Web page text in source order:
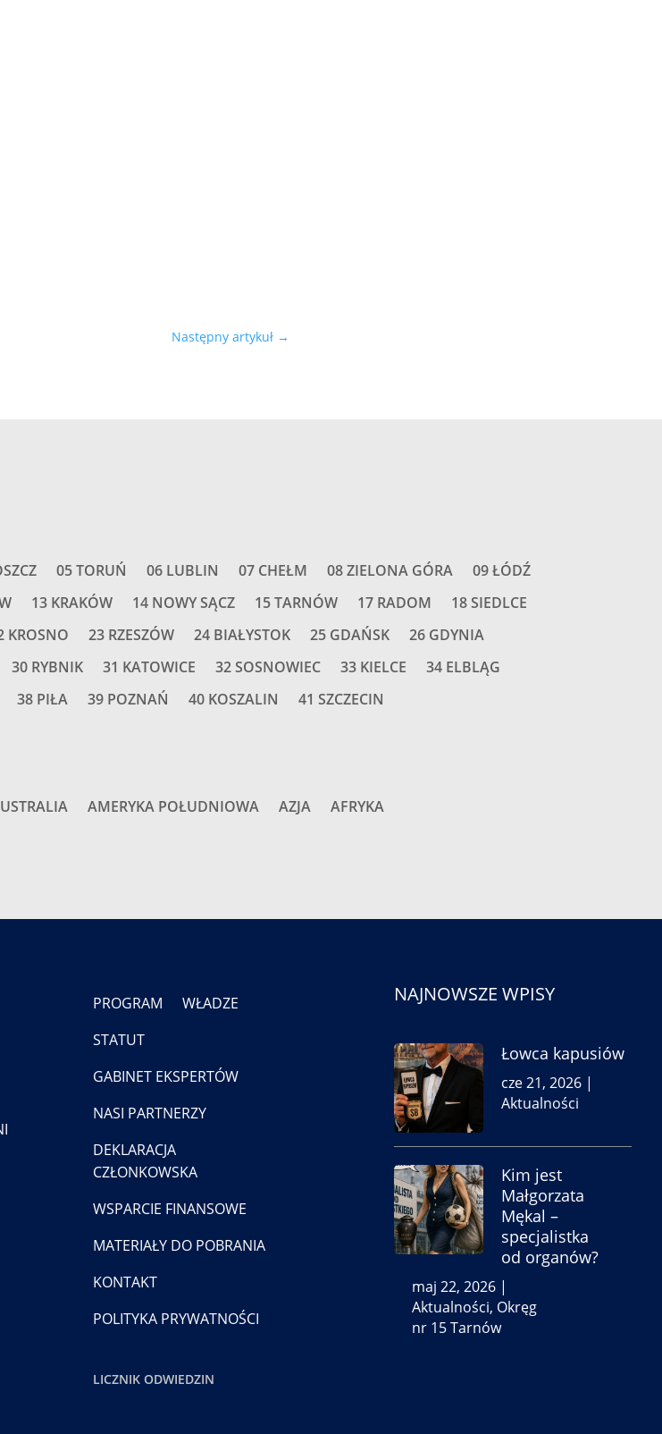
Następny artykuł →
05 TORUŃ 06 LUBLIN 07 CHEŁM 08 ZIELONA GÓRA
09 ŁÓDŹ
13 KRAKÓW 14 NOWY SĄCZ 15 TARNÓW 17 RADOM
18 SIEDLCE
KROSNO 23 RZESZÓW 24 BIAŁYSTOK 25 GDAŃSK
26 GDYNIA
30 RYBNIK 31 KATOWICE 32 SOSNOWIEC 33 KIELCE
34 ELBLĄG
38 PIŁA 39 POZNAŃ 40 KOSZALIN 41 SZCZECIN
AMERYKA POŁUDNIOWA AZJA AFRYKA
PROGRAM
WŁADZE
STATUT
GABINET EKSPERTÓW
NASI PARTNERZY
DEKLARACJA
CZŁONKOWSKA
WSPARCIE FINANSOWE
MATERIAŁY DO POBRANIA
KONTAKT
POLITYKA PRYWATNOŚCI
LICZNIK ODWIEDZIN
NAJNOWSZE WPISY
Łowca kapusiów
cze 21, 2026|
Aktualności
Kim jest
Małgorzata
Mękal –
specjalistka
od organów?
maj 22, 2026|
Aktualności, Okręg
nr 15 Tarnów